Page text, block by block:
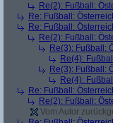
Re(2): Fußball:
Re: Fußball:
Re: Fußball:
Re(2): Fußball:
Re(3): Fußball:
Re(4):
Re(3): Fußball:
Re(4):
Re: Fußball:
Re(2): Fußball:
Vom Autor